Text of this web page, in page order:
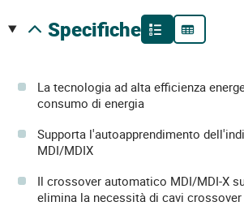
specifiche
La tecnologia ad alta efficienza
consumo di energia
Supporta l'autoapprendimento
MDI/MDIX
Il crossover automatico MDI/MDI-X
elimina la necessità di cavi